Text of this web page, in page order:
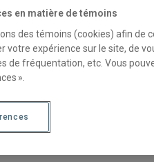
manque
les faire
en matière de témoins
des témoins (cookies) afin
votre expérience sur le site, de
de fréquentation, etc. Vous
».